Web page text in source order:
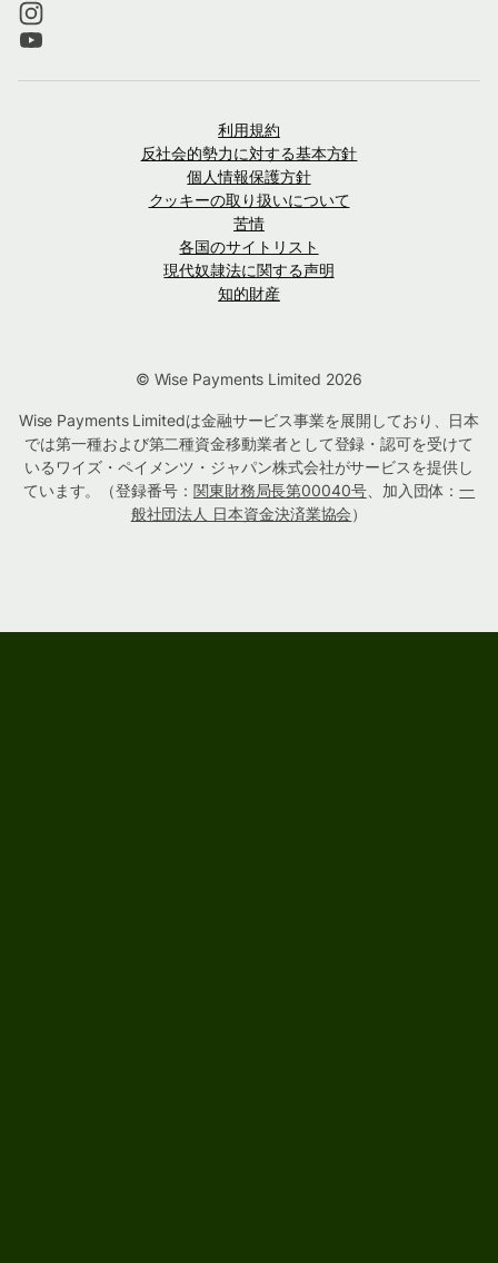
利用規約
反社会的勢力に対する基本方針
個人情報保護方針
クッキーの取り扱いについて
苦情
各国のサイトリスト
現代奴隷法に関する声明
知的財産
© Wise Payments Limited 2026
Wise Payments Limitedは金融サービス事業を展開しており、日本
では第一種および第二種資金移動業者として登録・認可を受けて
いるワイズ・ペイメンツ・ジャパン株式会社がサービスを提供し
ています。（登録番号： 関東財務局長第00040号、加入団体：一
般社団法人 日本資金決済業協会）